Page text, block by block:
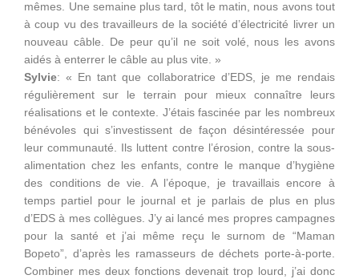
mêmes. Une semaine plus tard, tôt le matin, nous avons tout
à coup vu des travailleurs de la société d’électricité livrer un
nouveau câble. De peur qu’il ne soit volé, nous les avons
aidés à enterrer le câble au plus vite. »
Sylvie: « En tant que collaboratrice d’EDS, je me rendais
régulièrement sur le terrain pour mieux connaître leurs
réalisations et le contexte. J’étais fascinée par les nombreux
bénévoles qui s’investissent de façon désintéressée pour
leur communauté. Ils luttent contre l’érosion, contre la sous-
alimentation chez les enfants, contre le manque d’hygiène
des conditions de vie. A l’époque, je travaillais encore à
temps partiel pour le journal et je parlais de plus en plus
d’EDS à mes collègues. J’y ai lancé mes propres campagnes
pour la santé et j’ai même reçu le surnom de “Maman
Bopeto”, d’après les ramasseurs de déchets porte-à-porte.
Combiner mes deux fonctions devenait trop lourd, j’ai donc